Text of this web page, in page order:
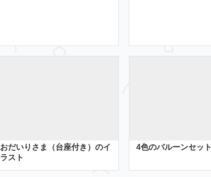
おだいりさま（台座付き）のイ
ラスト
4色のバルーンセット